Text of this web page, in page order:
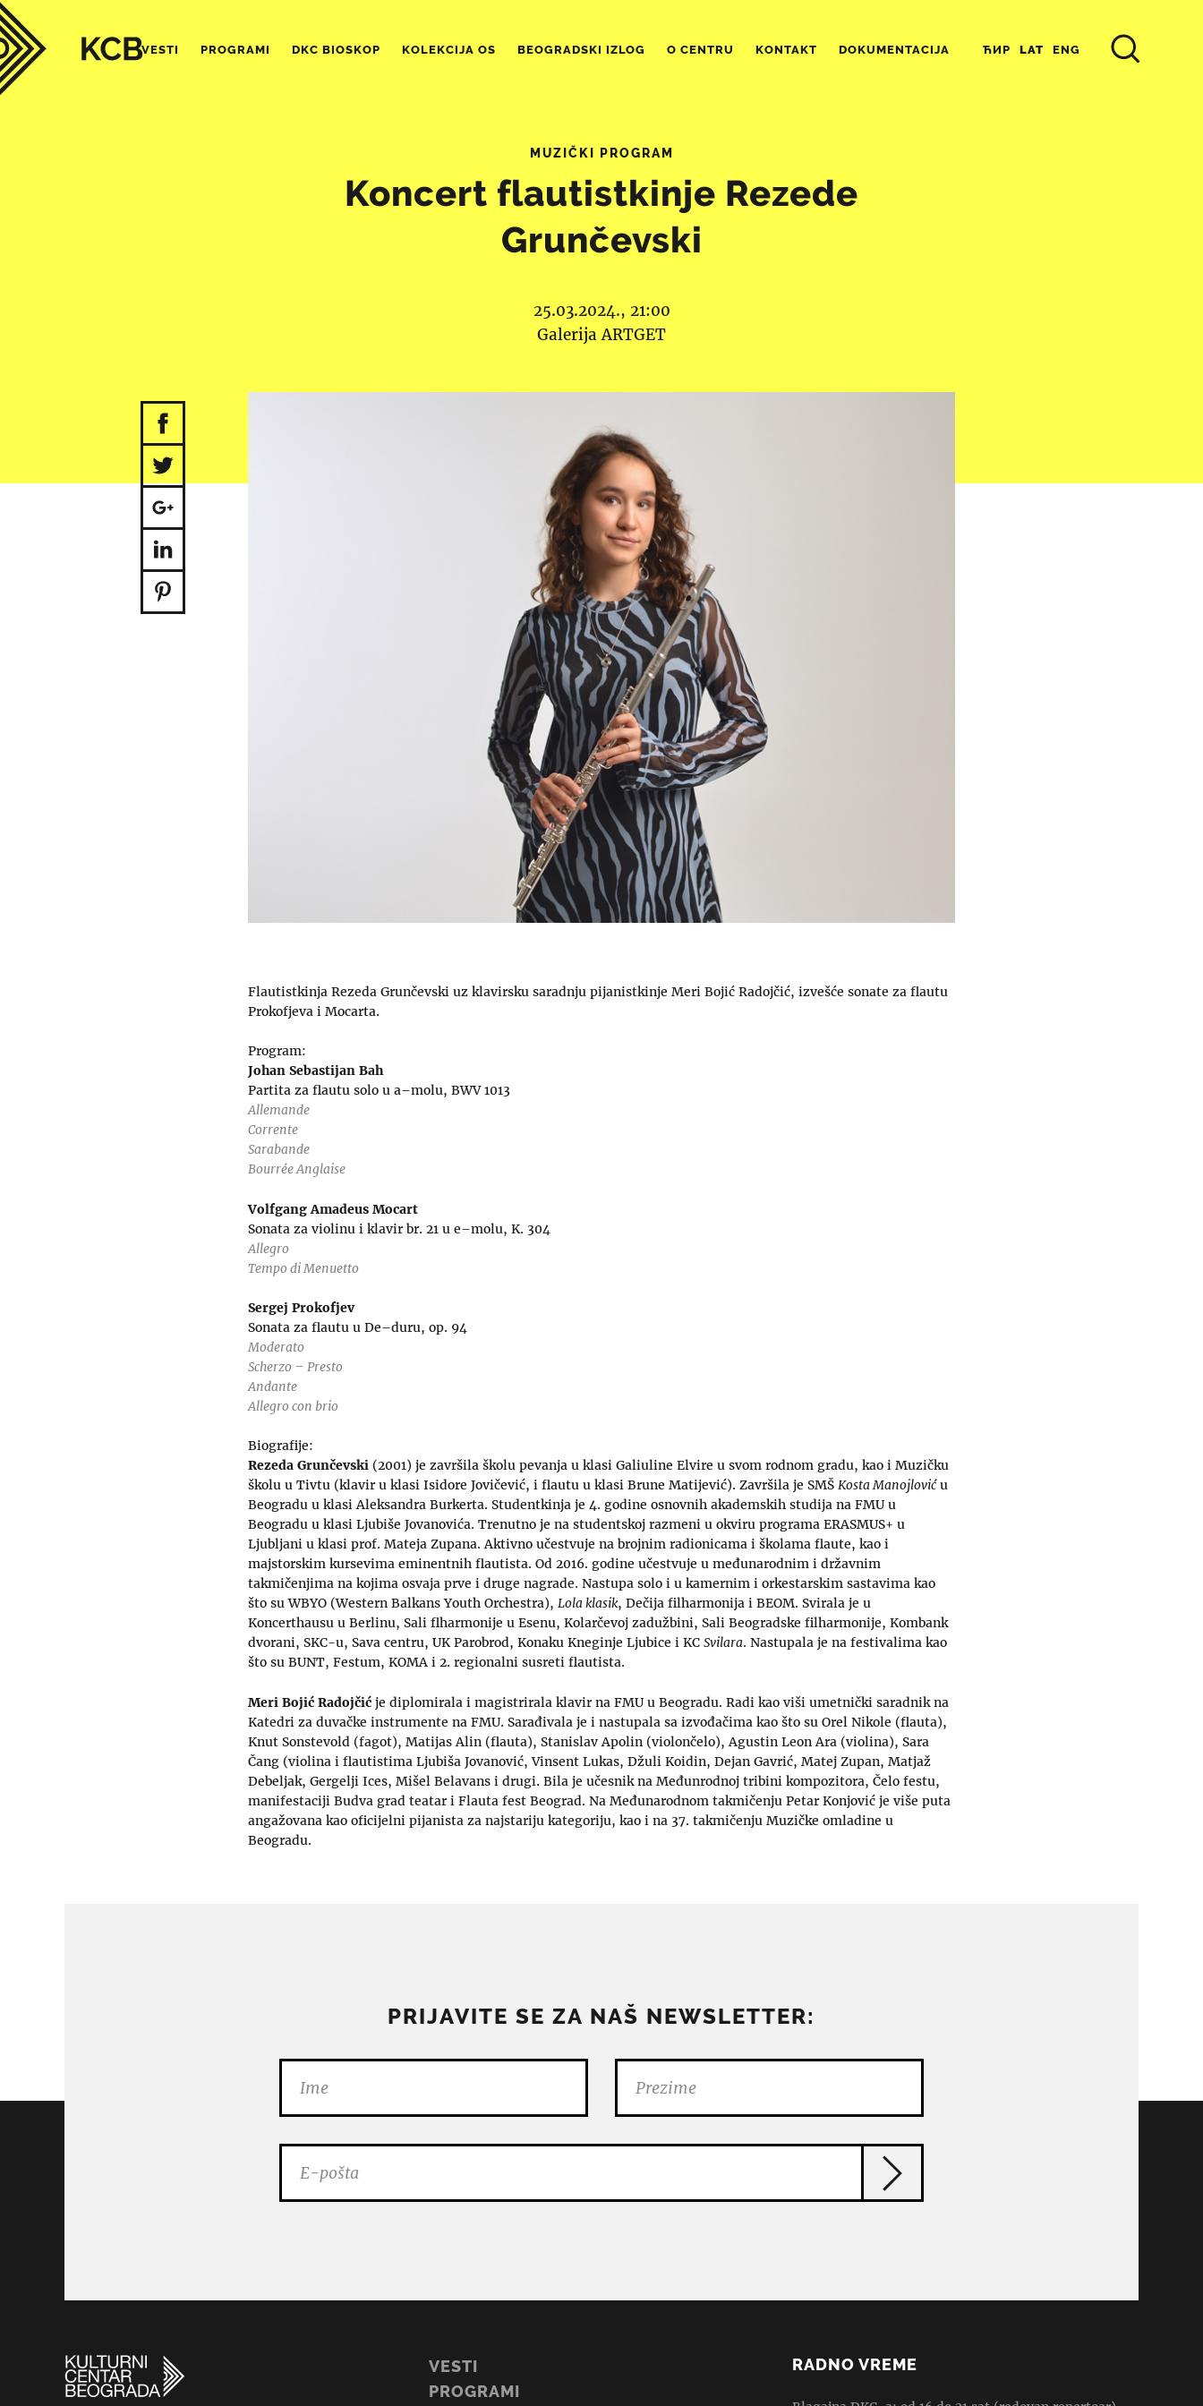
VESTI PROGRAMI DKC BIOSKOP KOLEKCIJA OS BEOGRADSKI IZLOG O CENTRU KONTAKT DOKUMENTACIJA ЋИР LAT ENG
MUZIČKI PROGRAM
Koncert flautistkinje Rezede
Grunčevski
25.03.2024., 21:00
Galerija ARTGET
Flautistkinja Rezeda Grunčevski uz klavirsku saradnju pijanistkinje Meri Bojić Radojčić, izvešće sonate za flautu
Prokofjeva i Mocarta.
Program:
Johan Sebastijan Bah
Partita za flautu solo u a–molu, BWV 1013
Allemande
Corrente
Sarabande
Bourrée Anglaise
Volfgang Amadeus Mocart
Sonata za violinu i klavir br. 21 u e–molu, K. 304
Allegro
Tempo di Menuetto
Sergej Prokofjev
Sonata za flautu u De–duru, op. 94
Moderato
Scherzo – Presto
Andante
Allegro con brio
Biografije:
Rezeda Grunčevski (2001) je završila školu pevanja u klasi Galiuline Elvire u svom rodnom gradu, kao i Muzičku
školu u Tivtu (klavir u klasi Isidore Jovičević, i flautu u klasi Brune Matijević). Završila je SMŠ Kosta Manojloviću
Beogradu u klasi Aleksandra Burkerta. Studentkinja je 4. godine osnovnih akademskih studija na FMU u
Beogradu u klasi Ljubiše Jovanovića. Trenutno je na studentskoj razmeni u okviru programa ERASMUS+ u
Ljubljani u klasi prof. Mateja Zupana. Aktivno učestvuje na brojnim radionicama i školama flaute, kao i
majstorskim kursevima eminentnih flautista. Od 2016. godine učestvuje u međunarodnim i državnim
takmičenjima na kojima osvaja prve i druge nagrade. Nastupa solo i u kamernim i orkestarskim sastavima kao
što su WBYO (Western Balkans Youth Orchestra), Lola klasik, Dečija filharmonija i BEOM. Svirala je u
Koncerthausu u Berlinu, Sali flharmonije u Esenu, Kolarčevoj zadužbini, Sali Beogradske filharmonije, Kombank
dvorani, SKC-u, Sava centru, UK Parobrod, Konaku Kneginje Ljubice i KC Svilara. Nastupala je na festivalima kao
što su BUNT, Festum, KOMA i 2. regionalni susreti flautista.
Meri Bojić Radojčić je diplomirala i magistrirala klavir na FMU u Beogradu. Radi kao viši umetnički saradnik na
Katedri za duvačke instrumente na FMU. Sarađivala je i nastupala sa izvođačima kao što su Orel Nikole (flauta),
Knut Sonstevold (fagot), Matijas Alin (flauta), Stanislav Apolin (violončelo), Agustin Leon Ara (violina), Sara
Čang (violina i flautistima Ljubiša Jovanović, Vinsent Lukas, Džuli Koidin, Dejan Gavrić, Matej Zupan, Matjaž
Debeljak, Gergelji Ices, Mišel Belavans i drugi. Bila je učesnik na Međunrodnoj tribini kompozitora, Čelo festu,
manifestaciji Budva grad teatar i Flauta fest Beograd. Na Međunarodnom takmičenju Petar Konjović je više puta
angažovana kao oficijelni pijanista za najstariju kategoriju, kao i na 37. takmičenju Muzičke omladine u
Beogradu.
PRIJAVITE SE ZA NAŠ NEWSLETTER:
VESTI
PROGRAMI
RADNO VREME